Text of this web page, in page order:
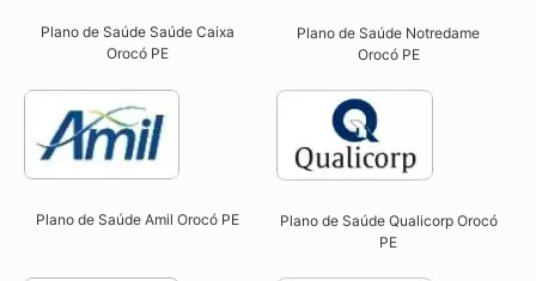
Plano de Saúde Saúde Caixa
Orocó PE​
Plano de Saúde Notredame
Orocó PE​
Plano de Saúde Amil Orocó PE
Plano de Saúde Qualicorp Orocó
PE​